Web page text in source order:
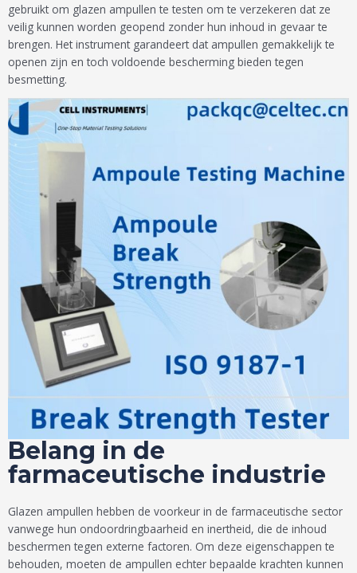
gebruikt om glazen ampullen te testen om te verzekeren dat ze
veilig kunnen worden geopend zonder hun inhoud in gevaar te
brengen. Het instrument garandeert dat ampullen gemakkelijk te
openen zijn en toch voldoende bescherming bieden tegen
besmetting.
Belang in de
farmaceutische industrie
Glazen ampullen hebben de voorkeur in de farmaceutische sector
vanwege hun ondoordringbaarheid en inertheid, die de inhoud
beschermen tegen externe factoren. Om deze eigenschappen te
behouden, moeten de ampullen echter bepaalde krachten kunnen